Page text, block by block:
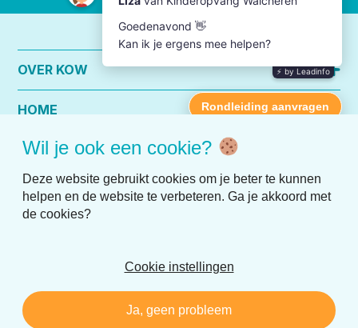
OVER KOW
HOME
PRAKTISCHE INFO
Realisatie:Nedbase
Wil je ook een cookie?
Deze website gebruikt cookies om je beter te kunnen
helpen en de website te verbeteren. Ga je akkoord met
de cookies?
Cookie instellingen
Ja, geen probleem